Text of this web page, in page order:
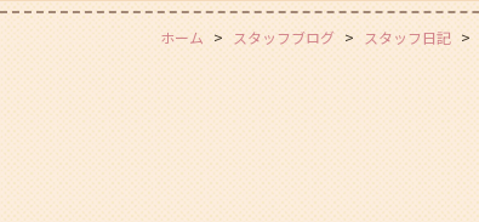
ホーム スタッフブログ スタッフ日記